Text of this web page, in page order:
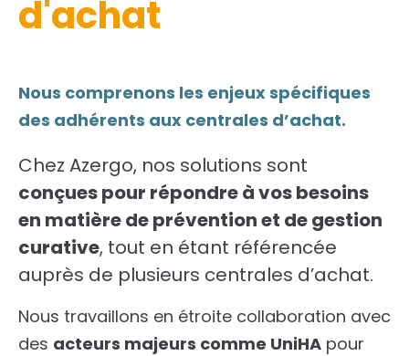
d'achat
Nous comprenons les enjeux spécifiques
des adhérents aux centrales d’achat.
Chez Azergo, nos solutions sont
conçues pour répondre à vos besoins
en matière de prévention et de gestion
curative, tout en étant référencée
auprès de plusieurs centrales d’achat.
Nous travaillons en étroite collaboration avec
des acteurs majeurs comme UniHA pour